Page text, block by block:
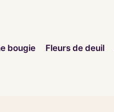
bougie Fleurs de deuil